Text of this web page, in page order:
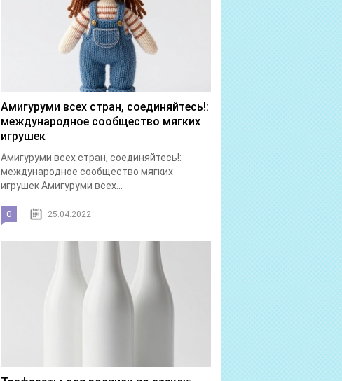
Амигуруми всех стран, соединяйтесь!:
международное сообщество мягких
игрушек
Амигуруми всех стран, соединяйтесь!:
международное сообщество мягких
игрушек Амигуруми всех...
0 25.04.2022